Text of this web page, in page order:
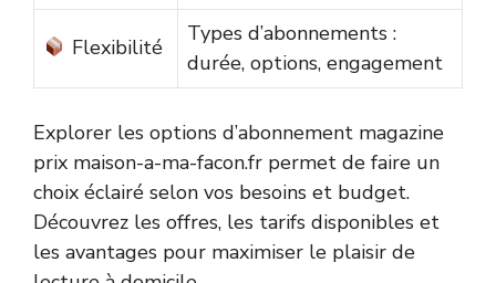
Flexibilité
Types d’abonnements :
durée, options, engagement
Explorer les options d’abonnement magazine
prix maison-a-ma-facon.fr permet de faire un
choix éclairé selon vos besoins et budget.
Découvrez les offres, les tarifs disponibles et
les avantages pour maximiser le plaisir de